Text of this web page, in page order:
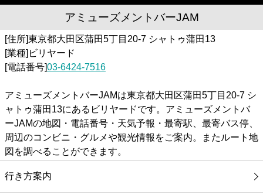
アミューズメントバーJAM
[住所]東京都大田区蒲田5丁目20-7 シャトゥ蒲田13
[業種]ビリヤード
[電話番号]03-6424-7516
アミューズメントバーJAMは東京都大田区蒲田5丁目20-7 シ
ャトゥ蒲田13にあるビリヤードです。アミューズメントバ
ーJAMの地図・電話番号・天気予報・最寄駅、最寄バス停、
周辺のコンビニ・グルメや観光情報をご案内。またルート地
図を調べることができます。
行き方案内